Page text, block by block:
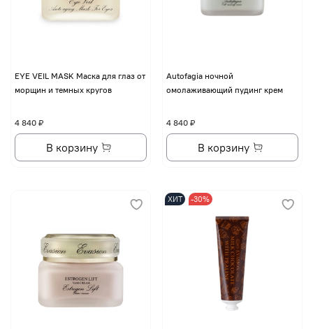
EYE VЕIL MASK Маска для глаз от
морщин и темных кругов
4 840 ₽
В корзину
Autofagia ночной
омолаживающий пудинг крем
4 840 ₽
В корзину
ХИТ -30%